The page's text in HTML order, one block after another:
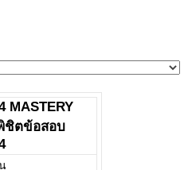
MASTERY
ชิตข้อสอบ